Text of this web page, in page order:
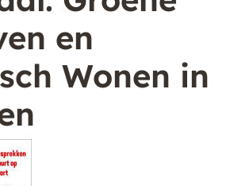
en
Wonen in